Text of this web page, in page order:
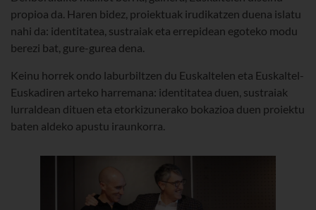
propioa da. Haren bidez, proiektuak irudikatzen duena islatu
nahi da: identitatea, sustraiak eta errepidean egoteko modu
berezi bat, gure-gurea dena.
Keinu horrek ondo laburbiltzen du Euskaltelen eta Euskaltel-
Euskadiren arteko harremana: identitatea duen, sustraiak
lurraldean dituen eta etorkizunerako bokazioa duen proiektu
baten aldeko apustu iraunkorra.